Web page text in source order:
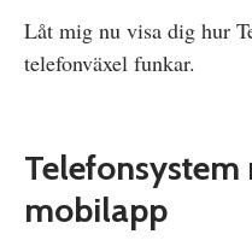
Låt mig nu visa dig hur
telefonväxel funkar.
mobilapp